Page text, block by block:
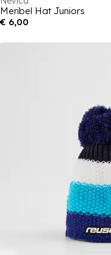
Meribel Hat Juniors
€ 6,00